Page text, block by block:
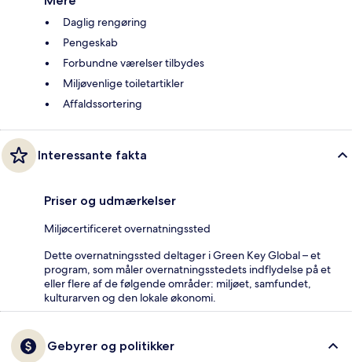
Daglig rengøring
Pengeskab
Forbundne værelser tilbydes
Miljøvenlige toiletartikler
Affaldssortering
Interessante fakta
Priser og udmærkelser
Miljøcertificeret overnatningssted
Dette overnatningssted deltager i Green Key Global – et
program, som måler overnatningsstedets indflydelse på et
eller flere af de følgende områder: miljøet, samfundet,
kulturarven og den lokale økonomi.
Gebyrer og politikker